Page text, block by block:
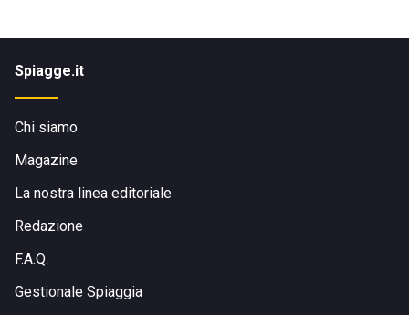
Spiagge.it
Chi siamo
Magazine
La nostra linea editoriale
Redazione
F.A.Q.
Gestionale Spiaggia